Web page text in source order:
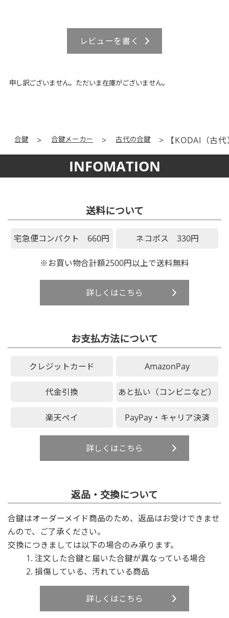
レビューを書く
申し訳ございません。ただいま在庫がございません。
合鍵 合鍵メーカー 古代の合鍵 【KODAI（古
INFOMATION
送料について
宅急便コンパクト 660円 ネコポス 330円
※お買い物合計額2500円以上で送料無料
詳しくはこちら
お支払方法について
クレジットカード AmazonPay
代金引換 あと払い（コンビニなど）
楽天ペイ PayPay・キャリア決済
詳しくはこちら
返品・交換について
合鍵はオーダーメイド商品のため、返品はお受けできませ
んので、ご了承ください。
交換につきましては以下の場合のみ承ります。
注文した合鍵と届いた合鍵が異なっている場合
損傷している、汚れている商品
詳しくはこちら